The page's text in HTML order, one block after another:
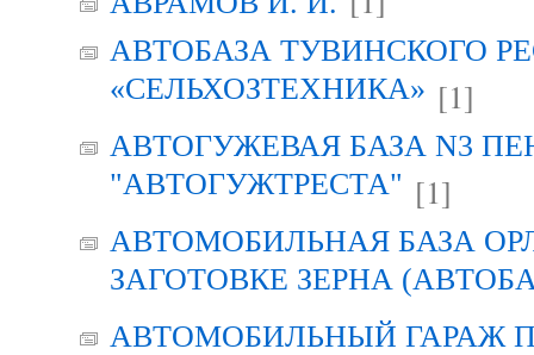
АВТОБАЗА ТУВИНСКОГО
«СЕЛЬХОЗТЕХНИКА» [1]
АВТОГУЖЕВАЯ БАЗА N3
"АВТОГУЖТРЕСТА" [1]
АВТОМОБИЛЬНАЯ БАЗА
ЗАГОТОВКЕ ЗЕРНА
АВТОМОБИЛЬНЫЙ ГАРАЖ